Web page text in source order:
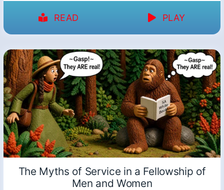
READ PLAY
The Myths of Service in a Fellowship of
Men and Women